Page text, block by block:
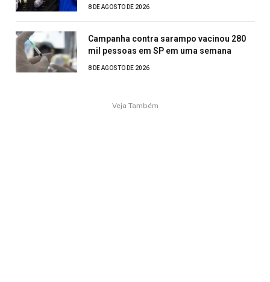
8 DE AGOSTO DE 2026
Campanha contra sarampo vacinou 280
mil pessoas em SP em uma semana
8 DE AGOSTO DE 2026
Veja Também